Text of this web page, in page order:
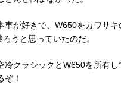
車が好きで、W650をカワサ
うと思っていたのだ。
冷クラシックとW650を所有し
ぞ！